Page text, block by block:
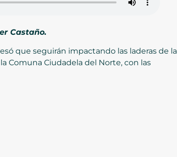
Castaño.
que seguirán impactando las laderas de la
Comuna Ciudadela del Norte, con las